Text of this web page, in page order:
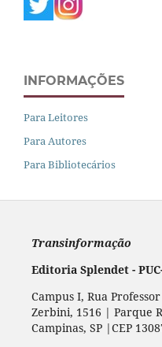
INFORMAÇÕES
Para Leitores
Para Autores
Para Bibliotecários
Transinformação
Editoria Splendet -
Campus I, Rua
Zerbini, 1516 | Parque
Campinas, SP |CEP